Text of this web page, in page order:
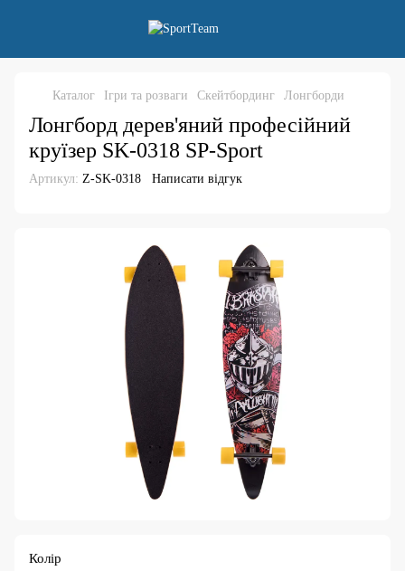
Каталог Ігри та розваги Скейтбординг Лонгборди
Лонгборд дерев'яний професійний
круїзер SK-0318 SP-Sport
Артикул: Z-SK-0318 Написати відгук
Колір